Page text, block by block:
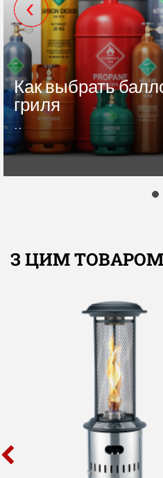
Как выбрать
гриля
..
З ЦИМ